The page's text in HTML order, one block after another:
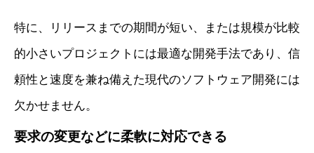
特に、リリースまでの期間が短い、または規模が比較
的小さいプロジェクトには最適な開発手法であり、信
頼性と速度を兼ね備えた現代のソフトウェア開発には
欠かせません。
要求の変更などに柔軟に対応できる